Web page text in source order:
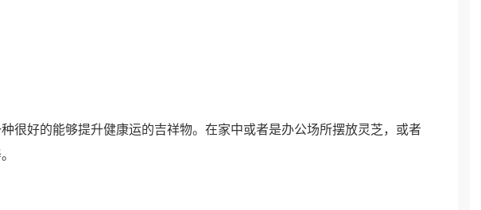
好的能够提升健康运的吉祥物。在家中或者是办公场所摆放灵芝，或者